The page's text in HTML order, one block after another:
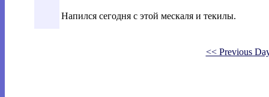
Напился сегодня с этой мескаля и текилы.
<< Previous